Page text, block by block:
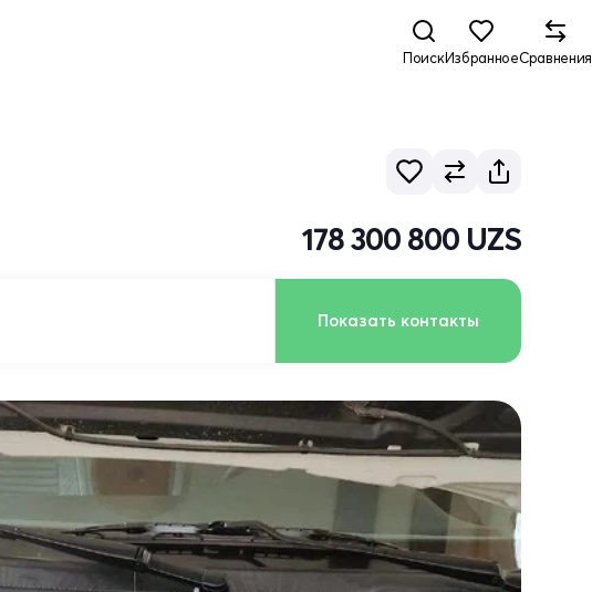
ПоискИзбранноеСравнения
178 300 800 UZS
Показать контакты